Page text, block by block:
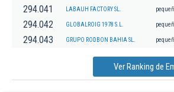
294.041 LABAUH FACTORY SL.
294.042 GLOBALROIG 1978 S.L.
294.043 GRUPO RODBON BAHIA SL.
Ver Ranking de